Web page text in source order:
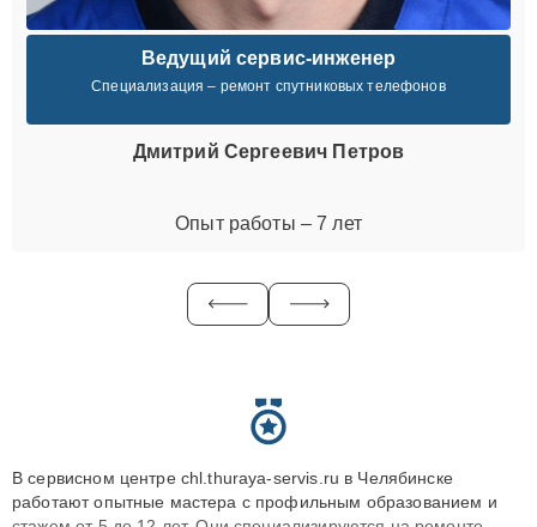
Ведущий сервис-инженер
Специализация – ремонт спутниковых телефонов
Дмитрий Сергеевич Петров
Опыт работы – 7 лет
В сервисном центре chl.thuraya-servis.ru в Челябинске
работают опытные мастера с профильным образованием и